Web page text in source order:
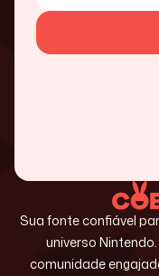
Sua fonte confiável
universo
comunidade